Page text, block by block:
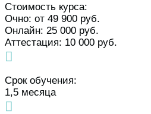
Стоимость курса:
Очно: от 49 900 руб.
Онлайн: 25 000 руб.
Аттестация: 10 000 руб.
Срок обучения:
1,5 месяца